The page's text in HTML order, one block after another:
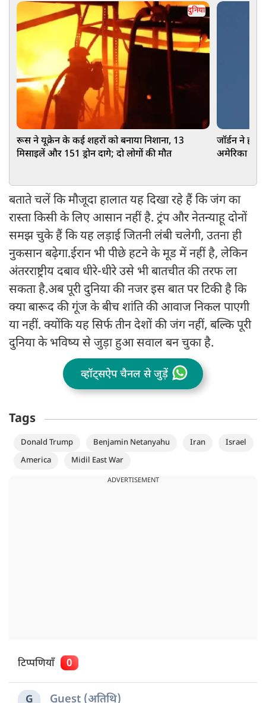
दुनिया
रूस ने यूक्रेन के कई शहरों को बनाया निशाना, 13
मिसाइलें और 151 ड्रोन दागे; दो लोगों की मौत
जॉर्डन ने हवा
अमेरिका ने
बताते चलें कि मौजूदा हालात यह दिखा रहे हैं कि जंग का
रास्ता किसी के लिए आसान नहीं है. ट्रंप और नेतन्याहू दोनों
समझ चुके हैं कि यह लड़ाई जितनी लंबी चलेगी, उतना ही
नुकसान बढ़ेगा.ईरान भी पीछे हटने के मूड में नहीं है, लेकिन
अंतरराष्ट्रीय दबाव धीरे-धीरे उसे भी बातचीत की तरफ ला
सकता है.अब पूरी दुनिया की नजर इस बात पर टिकी है कि
क्या बारूद की गूंज के बीच शांति की आवाज निकल पाएगी
या नहीं. क्योंकि यह सिर्फ तीन देशों की जंग नहीं, बल्कि पूरी
दुनिया के भविष्य से जुड़ा हुआ सवाल बन चुका है.
व्हॉट्सऐप चैनल से जुड़ें
Tags
Donald Trump Benjamin Netanyahu Iran
Israel
America
Midil East War
ADVERTISEMENT
टिप्पणियाँ 0
G Guest (अतिथि)